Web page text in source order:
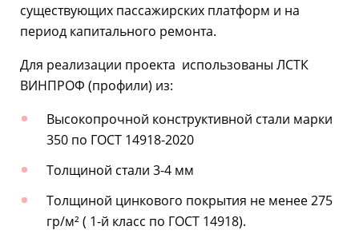
существующих пассажирских платформ и на
период капитального ремонта.
Для реализации проекта использованы ЛСТК
ВИНПРОФ (профили) из:
Высокопрочной конструктивной стали марки
350 по ГОСТ 14918-2020
Толщиной стали 3-4 мм
Толщиной цинкового покрытия не менее 275
гр/м² ( 1-й класс по ГОСТ 14918).